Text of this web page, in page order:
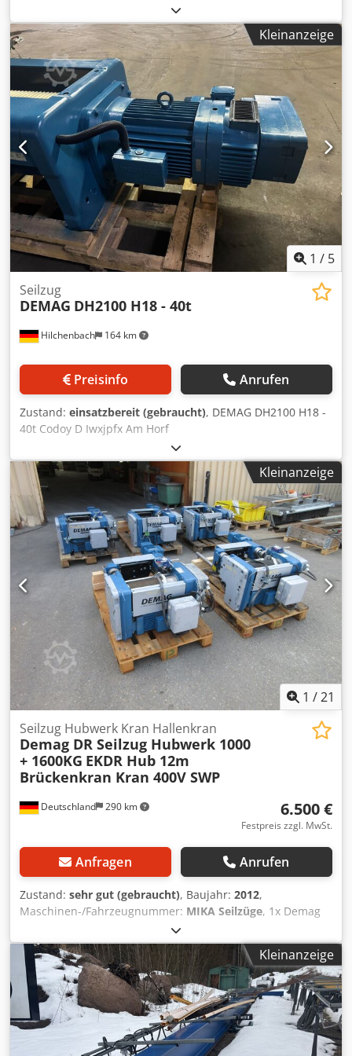
Hilfshub ca. 50.000 kg Credofrlbcepfx Am Hef Spannweite
aktuell ca. 28.000 mm Hakenweg Haupt-/Hilfshub ca.
18.200/19.000 mm Fabrikat SIEMAG Baujahr 1971
Hubklasse H2 Beanspruchungsgruppe B3
Triebwerksgruppe FEM/ISO 2m/M5 Kran ausgerüstet mit: -
hochwertiger Windwerks-Laufkatze - 200 t Haupthub und
50 t Hilfshub - Kabinen- und Funksteuerung -
Doppelbackenbremsen - SIEMENS Antriebsmotoren -
begehbarer Brücke - begehbarer Laufkatze - Seiltrommel
ohne Hakenwanderung
Kleinanzeige
1 / 5
Hilchenbach 164 km
Seilzug
DEMAG DH2100 H18 - 40t
Preisinfo Anrufen
Zustand: einsatzbereit (gebraucht), DEMAG DH2100 H18 -
40t Codoy D Iwxjpfx Am Horf
Kleinanzeige
1 /21
Deutschland 290 km
Seilzug Hubwerk Kran Hallenkran
Demag DR Seilzug Hubwerk 1000
+ 1600KG EKDR Hub 12m
Brückenkran Kran 400V SWP
6.500 €
Festpreis zzgl. MwSt.
Anfragen Anrufen
Zustand: sehr gut (gebraucht), Baujahr: 2012,
Maschinen-/Fahrzeugnummer: MIKA Seilzüge, 1x Demag
DR Seilzug Hubwerk Kran Aufgrund der vielen Anfragen -
Preis ist pro Stück !!!! 5 Stück vorhanden, siehe Auflistung:
1x Demag Seilzug EKDR-Pro3 NL1600Kg/1,6to,
Seriennummer 96656002, 4M, Hakenweg/Hub12m !! - 2-
stränig, BJ2015 1x Demag Seilzug EKDR-3 NL1600Kg/1,6to,
Seriennummer 96656701, 2M, Hakenweg/Hub12m !! - 2-
stränig, BJ2015 1x Demag Seilzug EKDR-3 NL1000Kg/1,0to,
Seriennummer 96305549, 4M, Hakenweg/Hub12m !! - 2-
Kleinanzeige